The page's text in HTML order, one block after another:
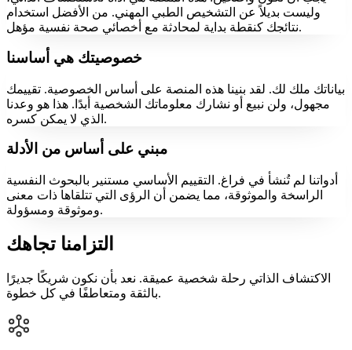
وليست بديلاً عن التشخيص الطبي المهني. من الأفضل استخدام
نتائجك كنقطة بداية لمحادثة مع أخصائي صحة نفسية مؤهل.
خصوصيتك هي أساسنا
بياناتك ملك لك. لقد بنينا هذه المنصة على أساس الخصوصية. تقييمك
مجهول، ولن نبيع أو نشارك معلوماتك الشخصية أبدًا. هذا هو وعدنا
الذي لا يمكن كسره.
مبني على أساس من الأدلة
أدواتنا لم تُنشأ في فراغ. التقييم الأساسي مستنير بالبحوث النفسية
الراسخة والموثوقة، مما يضمن أن الرؤى التي تتلقاها ذات معنى
وموثوقة ومسؤولة.
التزامنا تجاهك
الاكتشاف الذاتي رحلة شخصية عميقة. نعد بأن نكون شريكًا جديرًا
بالثقة ومتعاطفًا في كل خطوة.